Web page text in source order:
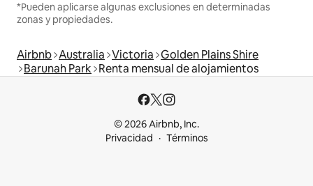
*Pueden aplicarse algunas exclusiones en determinadas
zonas y propiedades.
Airbnb Australia Victoria Golden Plains Shire
Barunah Park Renta mensual de alojamientos
© 2026 Airbnb, Inc.
Privacidad
Términos